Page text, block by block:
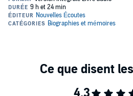
Randy Woodfield – I 5 Killer
HH Holmes – l'homme aux 200 meurtres